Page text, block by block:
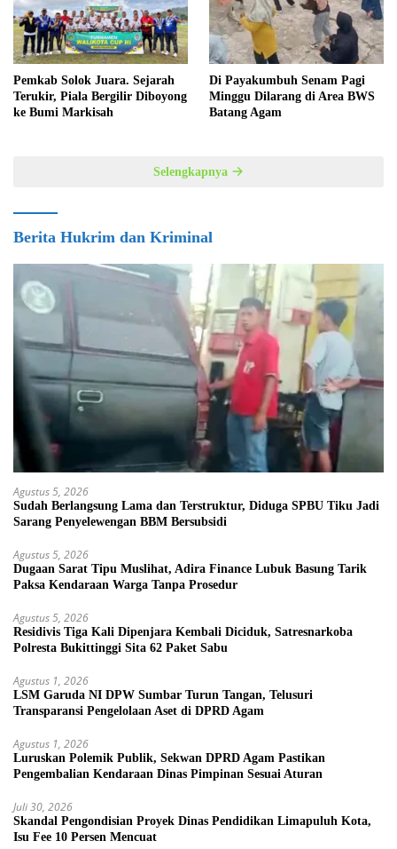
Pemkab Solok Juara. Sejarah
Terukir, Piala Bergilir Diboyong
ke Bumi Markisah
Di Payakumbuh Senam Pagi
Minggu Dilarang di Area BWS
Batang Agam
Selengkapnya
Berita Hukrim dan Kriminal
Agustus 5, 2026
Sudah Berlangsung Lama dan Terstruktur, Diduga SPBU Tiku Jadi
Sarang Penyelewengan BBM Bersubsidi
Agustus 5, 2026
Dugaan Sarat Tipu Muslihat, Adira Finance Lubuk Basung Tarik
Paksa Kendaraan Warga Tanpa Prosedur
Agustus 5, 2026
Residivis Tiga Kali Dipenjara Kembali Diciduk, Satresnarkoba
Polresta Bukittinggi Sita 62 Paket Sabu
Agustus 1, 2026
LSM Garuda NI DPW Sumbar Turun Tangan, Telusuri
Transparansi Pengelolaan Aset di DPRD Agam
Agustus 1, 2026
Luruskan Polemik Publik, Sekwan DPRD Agam Pastikan
Pengembalian Kendaraan Dinas Pimpinan Sesuai Aturan
Juli 30, 2026
Skandal Pengondisian Proyek Dinas Pendidikan Limapuluh Kota,
Isu Fee 10 Persen Mencuat